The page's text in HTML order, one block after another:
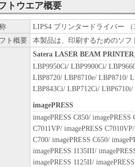
客様は、日本国政府または関連する外国
、「本ソフトウェア」の全部または一部
せん。
．契約期間
本契約書は、お客様が、『同意』を示
たは「本ソフトウェア」をインストール
より終了されるまで有効に存続します。
ることにより、本契約書を終了させるこ
お客様が本契約書のいずれかの条項に
お客様は、上記(3)によって本契約書が
ェア」およびその複製物のすべてを廃棄
トウエア概要
LIPS4 プリンタードライバー （
ト概要
本製品は、印刷するためのソフ
Satera LASER BEAM
LBP9950Ci/ LBP9900Ci/
LBP8720/ LBP8710e/ LBP8710/
LBP843Ci/ LBP712Ci/
imagePRESS
imagePRESS C850/ imagePRESS
C7011VP/ imagePRESS
C700/ imagePRESS C650/
imagePRESS 1135III/
imagePRESS 1125II/